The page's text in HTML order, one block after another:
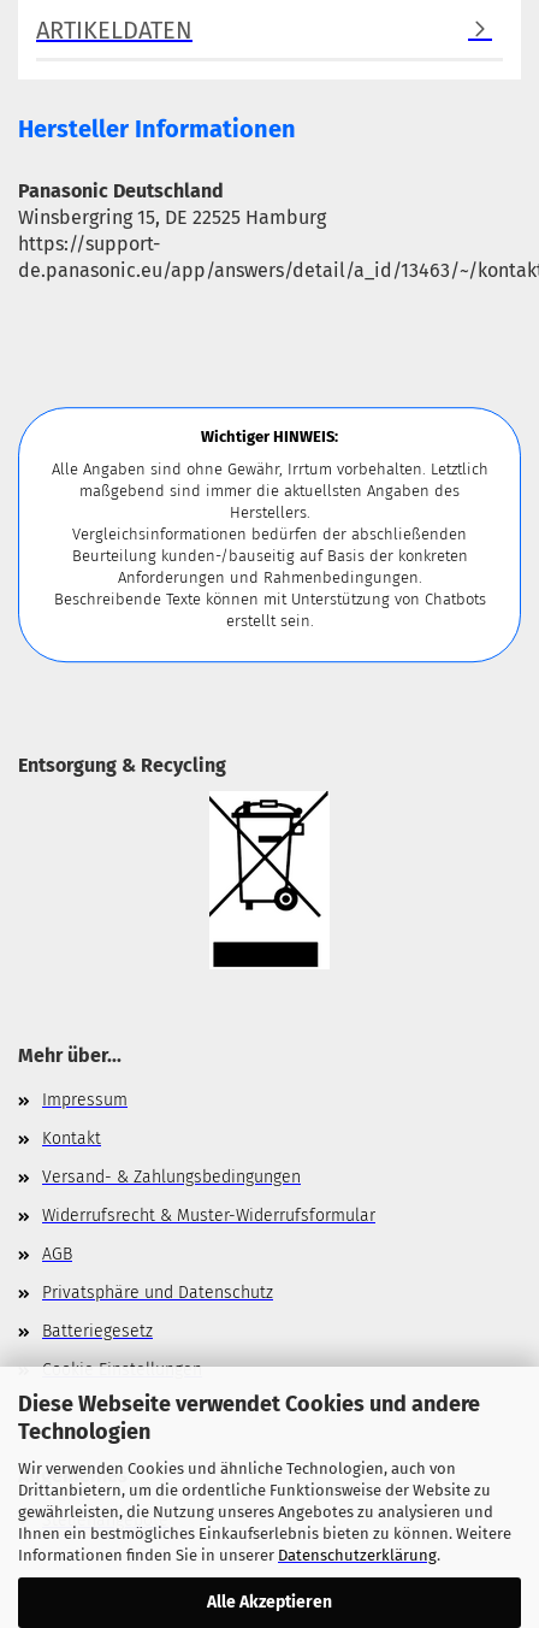
Diese Webseite verwendet Cookies und andere
Technologien
Wir verwenden Cookies und ähnliche Technologien, auch von
Drittanbietern, um die ordentliche Funktionsweise der Website zu
gewährleisten, die Nutzung unseres Angebotes zu analysieren und
Ihnen ein bestmögliches Einkaufserlebnis bieten zu können. Weitere
Informationen finden Sie in unserer Datenschutzerklärung.
Alle Akzeptieren
ARTIKELDATEN
Hersteller Informationen
Panasonic Deutschland
Winsbergring 15, DE 22525 Hamburg
https://support-
de.panasonic.eu/app/answers/detail/a_id/13463/~/
Wichtiger HINWEIS:
Alle Angaben sind ohne Gewähr, Irrtum vorbehalten. Letztlich
maßgebend sind immer die aktuellsten Angaben des
Herstellers.
Vergleichsinformationen bedürfen der abschließenden
Beurteilung kunden-/bauseitig auf Basis der konkreten
Anforderungen und Rahmenbedingungen.
Beschreibende Texte können mit Unterstützung von Chatbots
erstellt sein.
Entsorgung & Recycling
Mehr über...
Impressum
Kontakt
Versand- & Zahlungsbedingungen
Widerrufsrecht & Muster-Widerrufsformular
AGB
Privatsphäre und Datenschutz
Batteriegesetz
Cookie Einstellungen
Allgemeines
Stellenangebote